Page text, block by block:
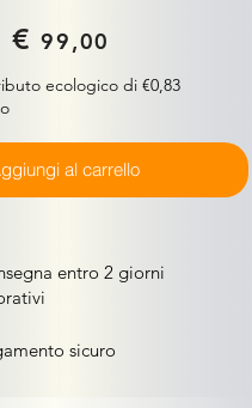
€ 99,00
ecologico di €0,83
al carrello
entro 2 giorni
sicuro